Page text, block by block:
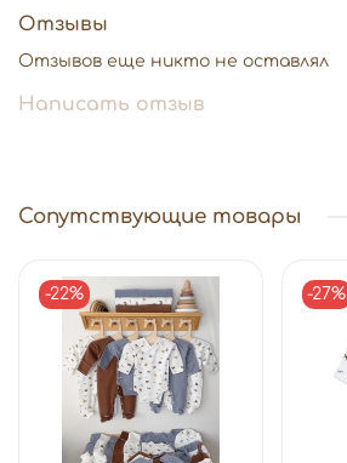
Отзывы
Отзывов еще никто не оставлял
Написать отзыв
Сопутствующие товары
-22% -27%